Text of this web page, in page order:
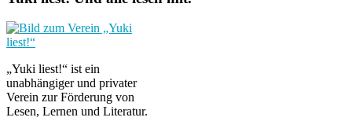
„Yuki liest!“ ist ein
unabhängiger und privater
Verein zur Förderung von
Lesen, Lernen und Literatur.